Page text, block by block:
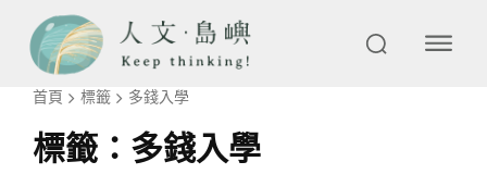
首頁 標籤 多錢入學
標籤： 多錢入學